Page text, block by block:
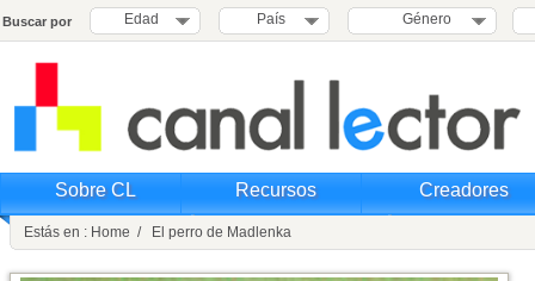
Buscar por Edad País Género
Sobre CL Recursos Creadores
Estás en : Home / El perro de Madlenka